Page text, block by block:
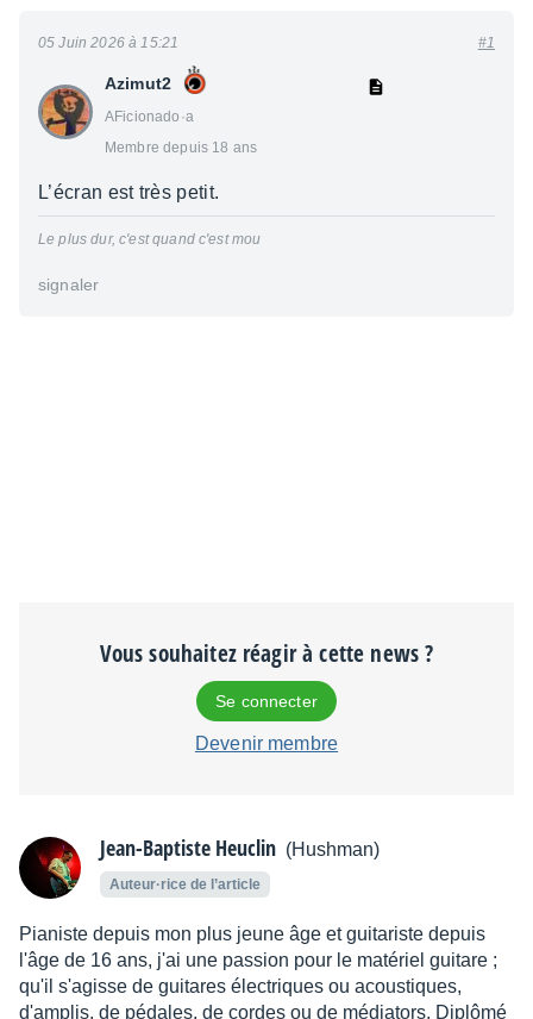
Azimut2
AFicionado·a
Membre depuis 18 ans
05 Juin 2026 à 15:21 #1
L’écran est très petit.
Le plus dur, c'est quand c'est mou
signaler
Vous souhaitez réagir à cette news ?
Se connecter
Devenir membre
Jean-Baptiste Heuclin (Hushman)
Auteur·rice de l’article
Pianiste depuis mon plus jeune âge et guitariste depuis
l'âge de 16 ans, j'ai une passion pour le matériel guitare ;
qu'il s'agisse de guitares électriques ou acoustiques,
d'amplis, de pédales, de cordes ou de médiators. Diplômé